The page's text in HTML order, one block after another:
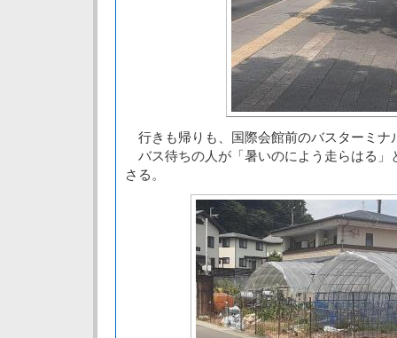
行きも帰りも、国際会館前のバスターミナ
バス待ちの人が「暑いのによう走らはる」
さる。